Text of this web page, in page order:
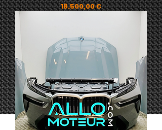
Pris
18.500,00 €